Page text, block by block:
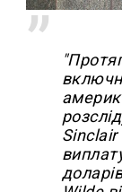
Sinclair